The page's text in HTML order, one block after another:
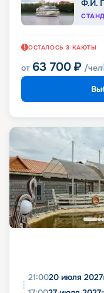
Ф.И.
ОСТАЛОСЬ 3 КАЮТЫ
от 63 700 ₽ /чел
21:0020 июля 2027